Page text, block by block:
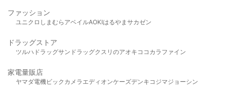
ファッション
ユニクロ しまむら アベイルAOKIはるやま サカゼン
ドラッグストア
ツルハドラッグサンドラッグクスリのアオキ ココカラファイン
家電量販店
ヤマダ電機ビックカメラ エディオンケーズデンキ コジマジョーシン